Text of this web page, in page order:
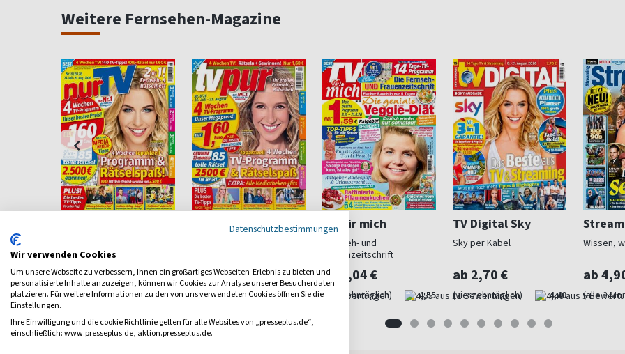
Weitere Fernsehen-Magazine
und
4,80
Rätsel
ab 2,10 €
(13 x pro Jahr) 4,14
TV PUR
ab 1,60 €
(13 x pro Jahr) 4,03
TV für mich
Fernseh- und
Frauenzeitschrift
ab 2,04 €
(vierzehntäglich) 4,55
TV Digital Sky
Sky per Kabel
ab 2,70 €
(vierzehntäglich) 4,40
Wissen,
ab
(alle 2
Datenschutzbestimmungen
Wir verwenden Cookies
Um unsere Webseite zu verbessern, Ihnen ein großartiges Webseiten-Erlebnis zu bieten und
personalisierte Inhalte anzuzeigen, können wir Cookies zur Analyse unserer Besucherdaten
platzieren. Für weitere Informationen zu den von uns verwendeten Cookies öffnen Sie die
Einstellungen.
Ihre Einwilligung und die cookie Richtlinie gelten für alle Websites von „presseplus.de“,
einschließlich: www.presseplus.de, aktion.presseplus.de.